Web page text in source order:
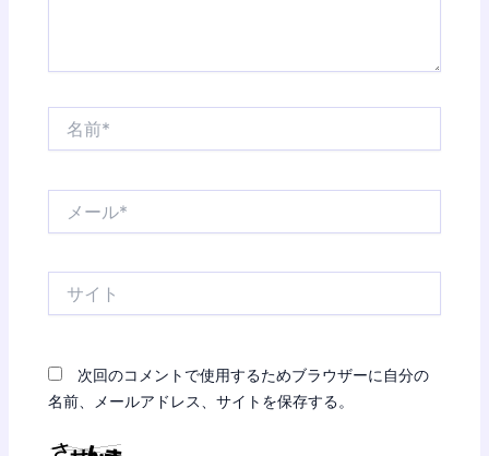
次回のコメントで使用するためブラウザーに自分の
名前、メールアドレス、サイトを保存する。